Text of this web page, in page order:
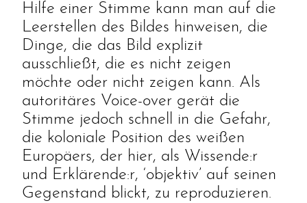
Hilfe einer Stimme kann man auf die
Leerstellen des Bildes hinweisen, die
Dinge, die das Bild explizit
ausschließt, die es nicht zeigen
möchte oder nicht zeigen kann. Als
autoritäres Voice-over gerät die
Stimme jedoch schnell in die Gefahr,
die koloniale Position des weißen
Europäers, der hier, als Wissende:r
und Erklärende:r, ‘objektiv’ auf seinen
Gegenstand blickt, zu reproduzieren.